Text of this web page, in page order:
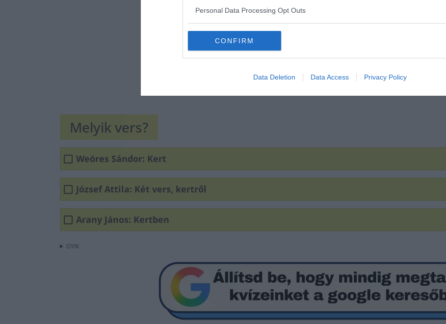
Personal Data Processing Opt Outs
CONFIRM
Data Deletion Data Access Privacy Policy
Melyik vers?
Weöres Sándor: Kert
József Attila: Két vers, kertről
Arany János: Kertben
GYIK